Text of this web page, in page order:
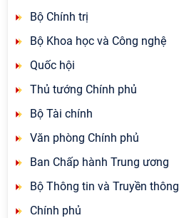
Bộ Chính trị
Bộ Khoa học và Công nghệ
Quốc hội
Thủ tướng Chính phủ
Bộ Tài chính
Văn phòng Chính phủ
Ban Chấp hành Trung ương
Bộ Thông tin và Truyền thông
Chính phủ